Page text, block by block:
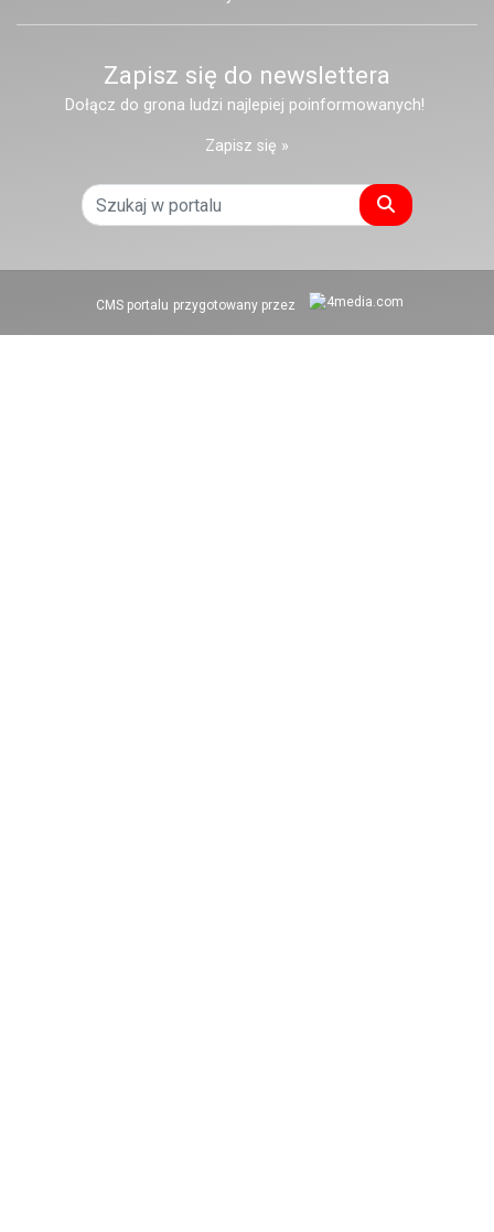
Zapisz się do newslettera
Dołącz do grona ludzi najlepiej poinformowanych!
Zapisz się »
Szukaj
CMS portalu przygotowany przez